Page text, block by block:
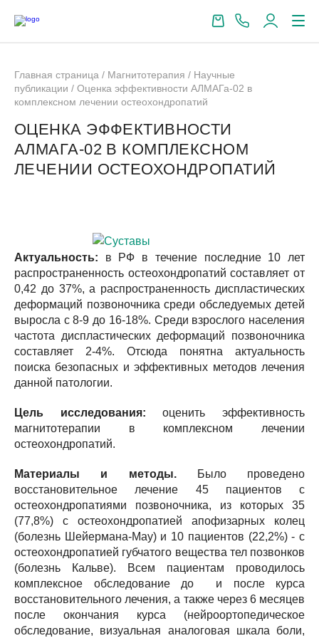
Главная страница / Магнитотерапия / Научные
публикации / Оценка эффективности АЛМАГа-02 в
комплексном лечении остеохондропатий
ОЦЕНКА ЭФФЕКТИВНОСТИ
АЛМАГА-02 В КОМПЛЕКСНОМ
ЛЕЧЕНИИ ОСТЕОХОНДРОПАТИЙ
Актуальность: в РФ в течение последние 10 лет
распространенность остеохондропатий составляет от
0,42 до 37%, а распространенность диспластических
деформаций позвоночника среди обследуемых детей
выросла с 8-9 до 16-18%. Среди взрослого населения
частота диспластических деформаций позвоночника
составляет 2-4%. Отсюда понятна актуальность
поиска безопасных и эффективных методов лечения
данной патологии.
Цель исследования: оценить эффективность
магнитотерапии в комплексном лечении
остеохондропатий.
Материалы и методы.
Было проведено
восстановительное лечение 45 пациентов с
остеохондропатиями позвоночника, из которых 35
(77,8%) с остеохондропатией апофизарных колец
(болезнь Шейермана-Мау) и 10 пациентов (22,2%) - с
остеохондропатией губчатого вещества тел позвонков
(болезнь Кальве). Всем пациентам проводилось
комплексное обследование до и после курса
восстановительного лечения, а также через 6 месяцев
после окончания курса (нейроортопедическое
обследование, визуальная аналоговая шкала боли,